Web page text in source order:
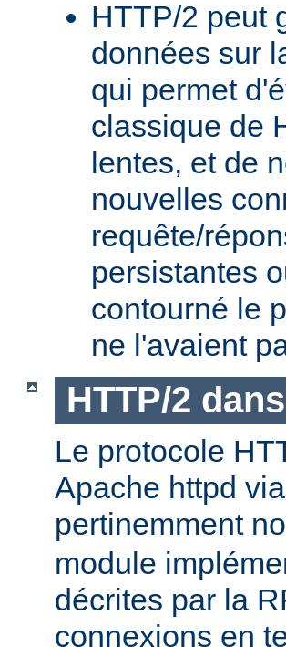
HTTP/2 peut
données sur
qui permet
classique de
lentes, et de
nouvelles
requête/
persistantes
contourné le
ne l'avaient
HTTP/2
Le protocole
Apache httpd
pertinemment
module
décrites par la
connexions en